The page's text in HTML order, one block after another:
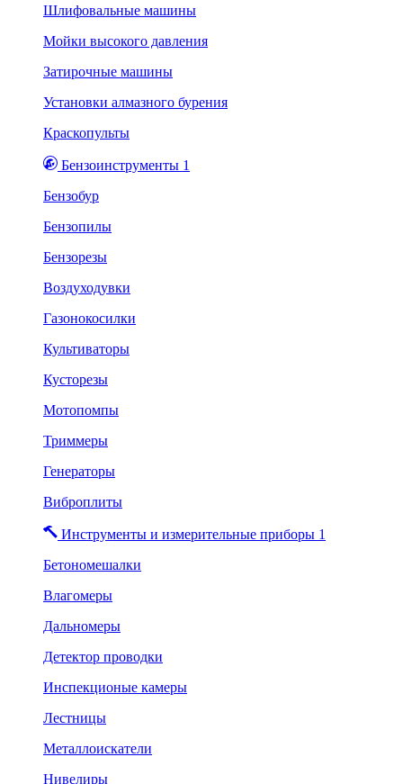
Шлифовальные машины
Мойки высокого давления
Затирочные машины
Установки алмазного бурения
Краскопульты
Бензоинструменты 1
Бензобур
Бензопилы
Бензорезы
Воздуходувки
Газонокосилки
Культиваторы
Кусторезы
Мотопомпы
Триммеры
Генераторы
Виброплиты
Инструменты и измерительные приборы 1
Бетономешалки
Влагомеры
Дальномеры
Детектор проводки
Инспекционые камеры
Лестницы
Металлоискатели
Нивелиры